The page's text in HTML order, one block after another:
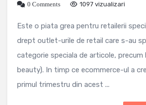
0 Comments
1097 vizualizari
Este o piata grea pentru retailerii
drept outlet-urile de retail care s-au
categorie speciala de articole, precum
beauty). In timp ce ecommerce-ul a
primul trimestru din acest ...